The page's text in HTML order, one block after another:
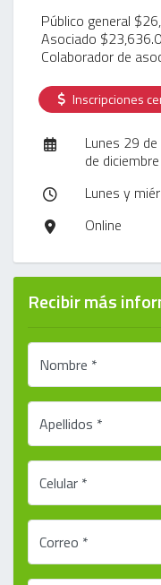
Público general
Asociado
Colaborador de
Inscripciones
Lunes 29
de
Lunes y
Online
Recibir más
Nombre *
Apellidos *
Celular *
Correo *